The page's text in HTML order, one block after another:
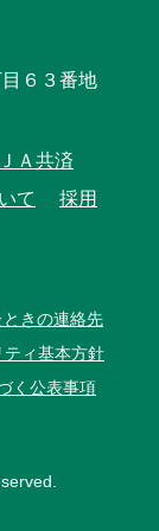
６３番地
ＪＡ共済
て
採用
ときの連絡先
ィ基本方針
く公表事項